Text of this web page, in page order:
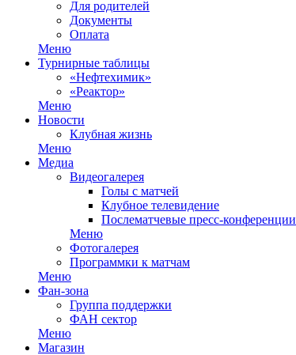
Для родителей
Документы
Оплата
Меню
Турнирные таблицы
«Нефтехимик»
«Реактор»
Меню
Новости
Клубная жизнь
Меню
Медиа
Видеогалерея
Голы с матчей
Клубное телевидение
Послематчевые пресс-конференции
Меню
Фотогалерея
Программки к матчам
Меню
Фан-зона
Группа поддержки
ФАН сектор
Меню
Магазин